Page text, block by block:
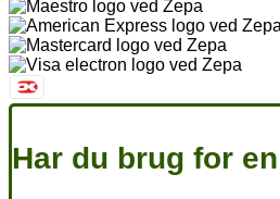
Har du brug for